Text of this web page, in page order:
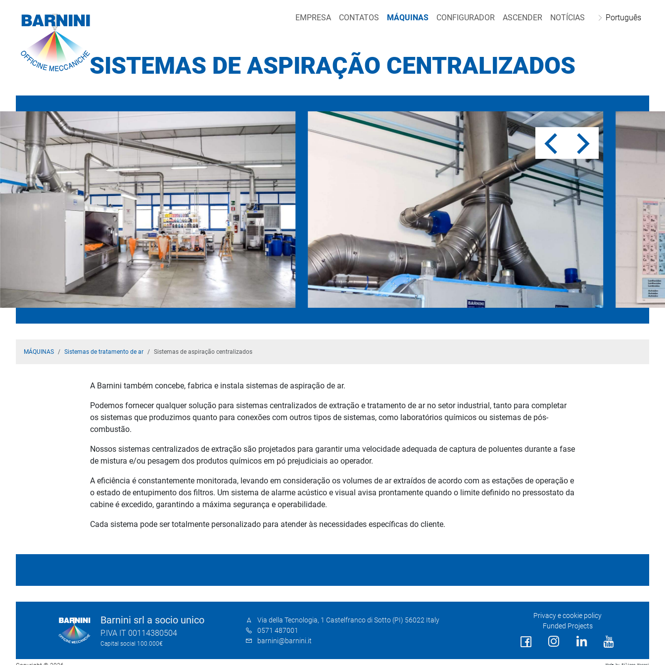
EMPRESA CONTATOS MÁQUINAS CONFIGURADOR ASCENDER NOTÍCIAS Português
SISTEMAS DE ASPIRAÇÃO CENTRALIZADOS
MÁQUINAS Sistemas de tratamento de ar Sistemas de aspiração centralizados
A Barnini também concebe, fabrica e instala sistemas de aspiração de ar.
Podemos fornecer qualquer solução para sistemas centralizados de extração e tratamento de ar no setor industrial, tanto para completar
os sistemas que produzimos quanto para conexões com outros tipos de sistemas, como laboratórios químicos ou sistemas de pós-
combustão.
Nossos sistemas centralizados de extração são projetados para garantir uma velocidade adequada de captura de poluentes durante a fase
de mistura e/ou pesagem dos produtos químicos em pó prejudiciais ao operador.
A eficiência é constantemente monitorada, levando em consideração os volumes de ar extraídos de acordo com as estações de operação e
o estado de entupimento dos filtros. Um sistema de alarme acústico e visual avisa prontamente quando o limite definido no pressostato da
cabine é excedido, garantindo a máxima segurança e operabilidade.
Cada sistema pode ser totalmente personalizado para atender às necessidades específicas do cliente.
Barnini srl a socio unico
P.IVA IT 00114380504
Capital social 100.000€
Via della Tecnologia, 1 Castelfranco di Sotto (PI) 56022 Italy
0571 487001
barnini@barnini.it
Privacy e cookie policy
Funded Projects